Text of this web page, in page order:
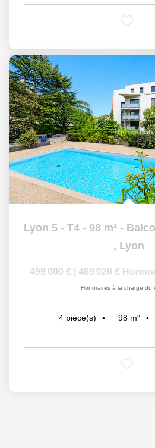
, Lyon
499 000 € 489 020 €
Honoraires à la charge du
4 pièce(s) 98 m²